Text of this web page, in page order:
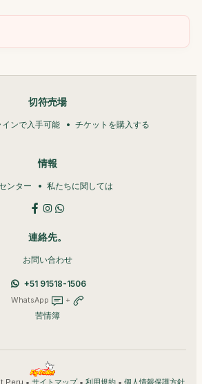
切符売場
インで入手可能 チケットを購入する
情報
ンター 私たちに関しては
連絡先。
お問い合わせ
+51 91518-1506
WhatsApp +
苦情簿
Peru • • •